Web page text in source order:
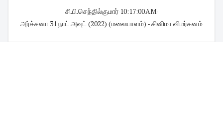
சி.பி.செந்தில்குமார்· 10:17:00 AM
அர்ச்சனா 31 நாட் அவுட் (2022) (மலையாளம்) - சினிமா விமர்சனம்